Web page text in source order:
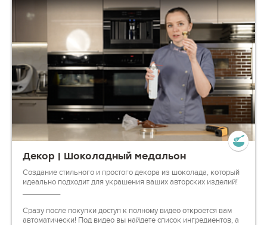
Декор | Шоколадный медальон
Создание стильного и простого декора из шоколада, который
идеально подходит для украшения ваших авторских изделий!
_________
Сразу после покупки доступ к полному видео откроется вам
автоматически! Под видео вы найдете список ингредиентов, а